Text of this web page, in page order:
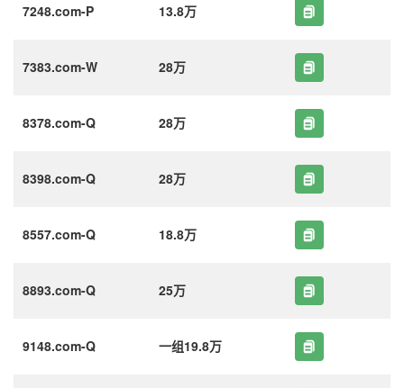
7248.com-P 13.8万
7383.com-W 28万
8378.com-Q 28万
8398.com-Q 28万
8557.com-Q 18.8万
8893.com-Q 25万
9148.com-Q 一组19.8万